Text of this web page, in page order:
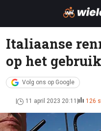
Italiaanse
op het
Volg ons op Google
11 april 2023 20:11 126